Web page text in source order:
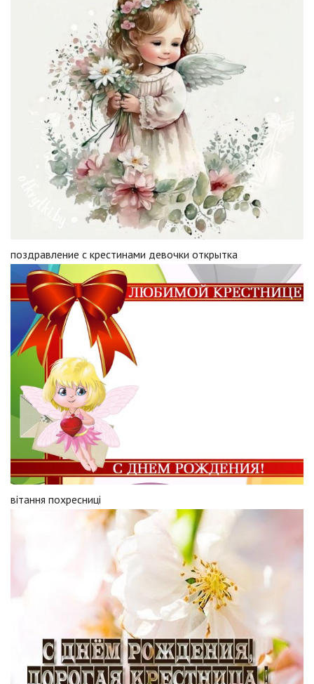
поздравление с крестинами девочки открытка
вітання похресниці